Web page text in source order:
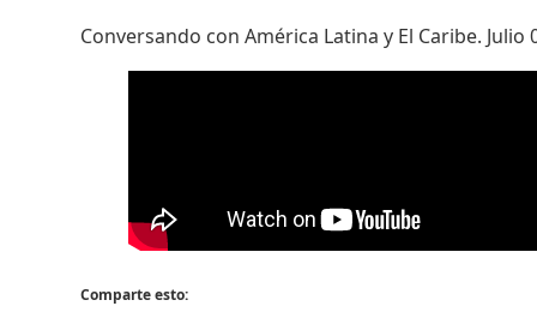
Conversando con América Latina y El Caribe. Julio
Comparte esto: